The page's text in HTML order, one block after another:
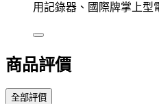
用記錄器、國際牌掌上型
商品評價
全部評價